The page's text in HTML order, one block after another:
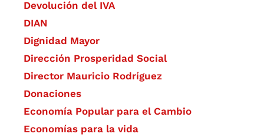
Devolución del IVA
DIAN
Dignidad Mayor
Dirección Prosperidad Social
Director Mauricio Rodríguez
Donaciones
Economía Popular para el Cambio
Economías para la vida